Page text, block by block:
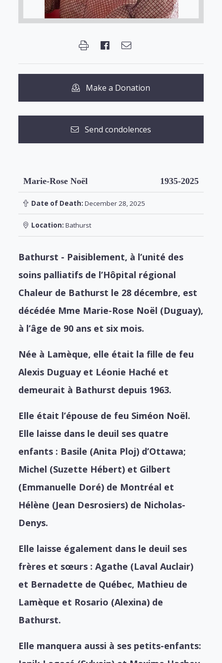
Make a Donation
Send condolences
Marie-Rose Noël 1935-2025
Date of Death: December 28, 2025
Location: Bathurst
Bathurst - Paisiblement, à l’unité des
soins palliatifs de l’Hôpital régional
Chaleur de Bathurst le 28 décembre, est
décédée Mme Marie-Rose Noël (Duguay),
à l’âge de 90 ans et six mois.
Née à Lamèque, elle était la fille de feu
Alexis Duguay et Léonie Haché et
demeurait à Bathurst depuis 1963.
Elle était l’épouse de feu Siméon Noël.
Elle laisse dans le deuil ses quatre
enfants : Basile (Anita Ploj) d’Ottawa;
Michel (Suzette Hébert) et Gilbert
(Emmanuelle Doré) de Montréal et
Hélène (Jean Desrosiers) de Nicholas-
Denys.
Elle laisse également dans le deuil ses
frères et sœurs : Agathe (Laval Auclair)
et Bernadette de Québec, Mathieu de
Lamèque et Rosario (Alexina) de
Bathurst.
Elle manquera aussi à ses petits-enfants: